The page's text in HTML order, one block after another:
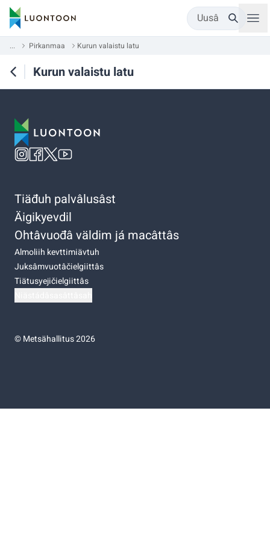
Uusâ
... Pirkanmaa Kurun valaistu latu
Kurun valaistu latu
Tiäđuh palvâlusâst
Äigikyevdil
Ohtâvuođâ väldim já macâttâs
Almoliih kevttimiävtuh
Juksâmvuotâčielgiittâs
Tiätusyejičielgiittâs
©Metsähallitus 2026